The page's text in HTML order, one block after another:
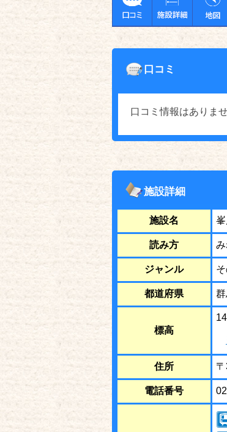
口コミ
口コミ情報はありませ
施設詳細
施設名
読み方
ジャンル
都道府県
標高
住所
電話番号